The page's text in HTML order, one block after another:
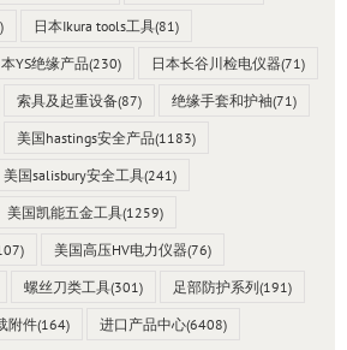
日本Ikura tools工具(81)
本YS绝缘产品(230) 日本长谷川检电仪器(71)
索具及起重设备(87) 绝缘手套和护袖(71)
美国hastings安全产品(1183)
美国salisbury安全工具(241)
美国凯能五金工具(1259)
美国高压HV电力仪器(76)
螺丝刀类工具(301) 足部防护系列(191)
附件(164) 进口产品中心(6408)